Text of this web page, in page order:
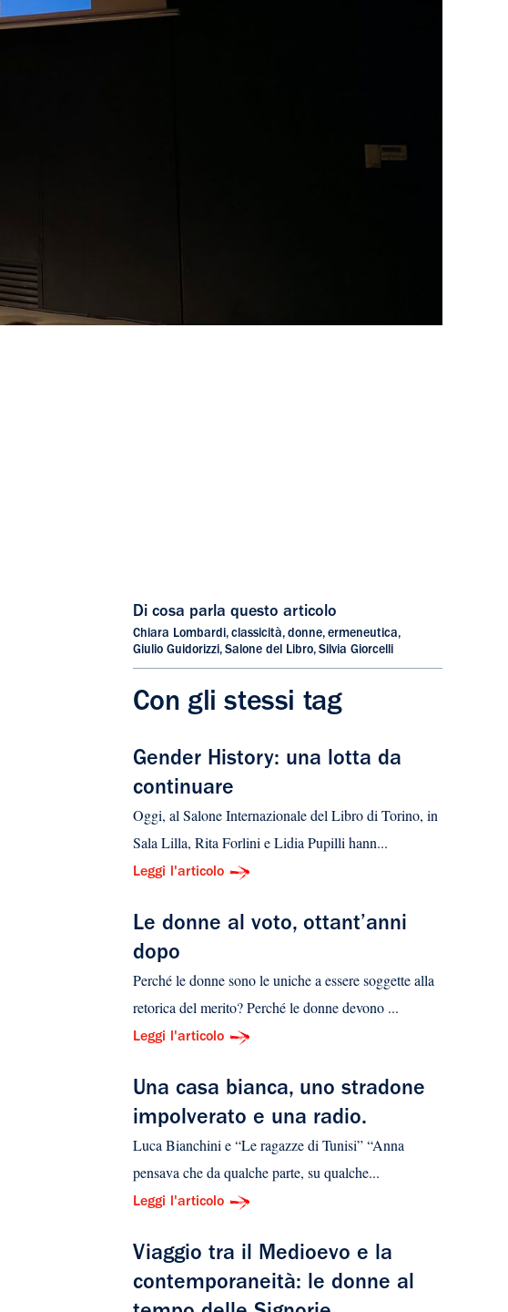
Di cosa parla questo articolo
Chiara Lombardi, classicità, donne, ermeneutica,
Giulio Guidorizzi, Salone del Libro, Silvia Giorcelli
Con gli stessi tag
Gender History: una lotta da
continuare
Oggi, al Salone Internazionale del Libro di Torino, in
Sala Lilla, Rita Forlini e Lidia Pupilli hann...
Leggi l'articolo
Le donne al voto, ottant’anni
dopo
Perché le donne sono le uniche a essere soggette alla
retorica del merito? Perché le donne devono ...
Leggi l'articolo
Una casa bianca, uno stradone
impolverato e una radio.
Luca Bianchini e “Le ragazze di Tunisi” “Anna
pensava che da qualche parte, su qualche...
Leggi l'articolo
Viaggio tra il Medioevo e la
contemporaneità: le donne al